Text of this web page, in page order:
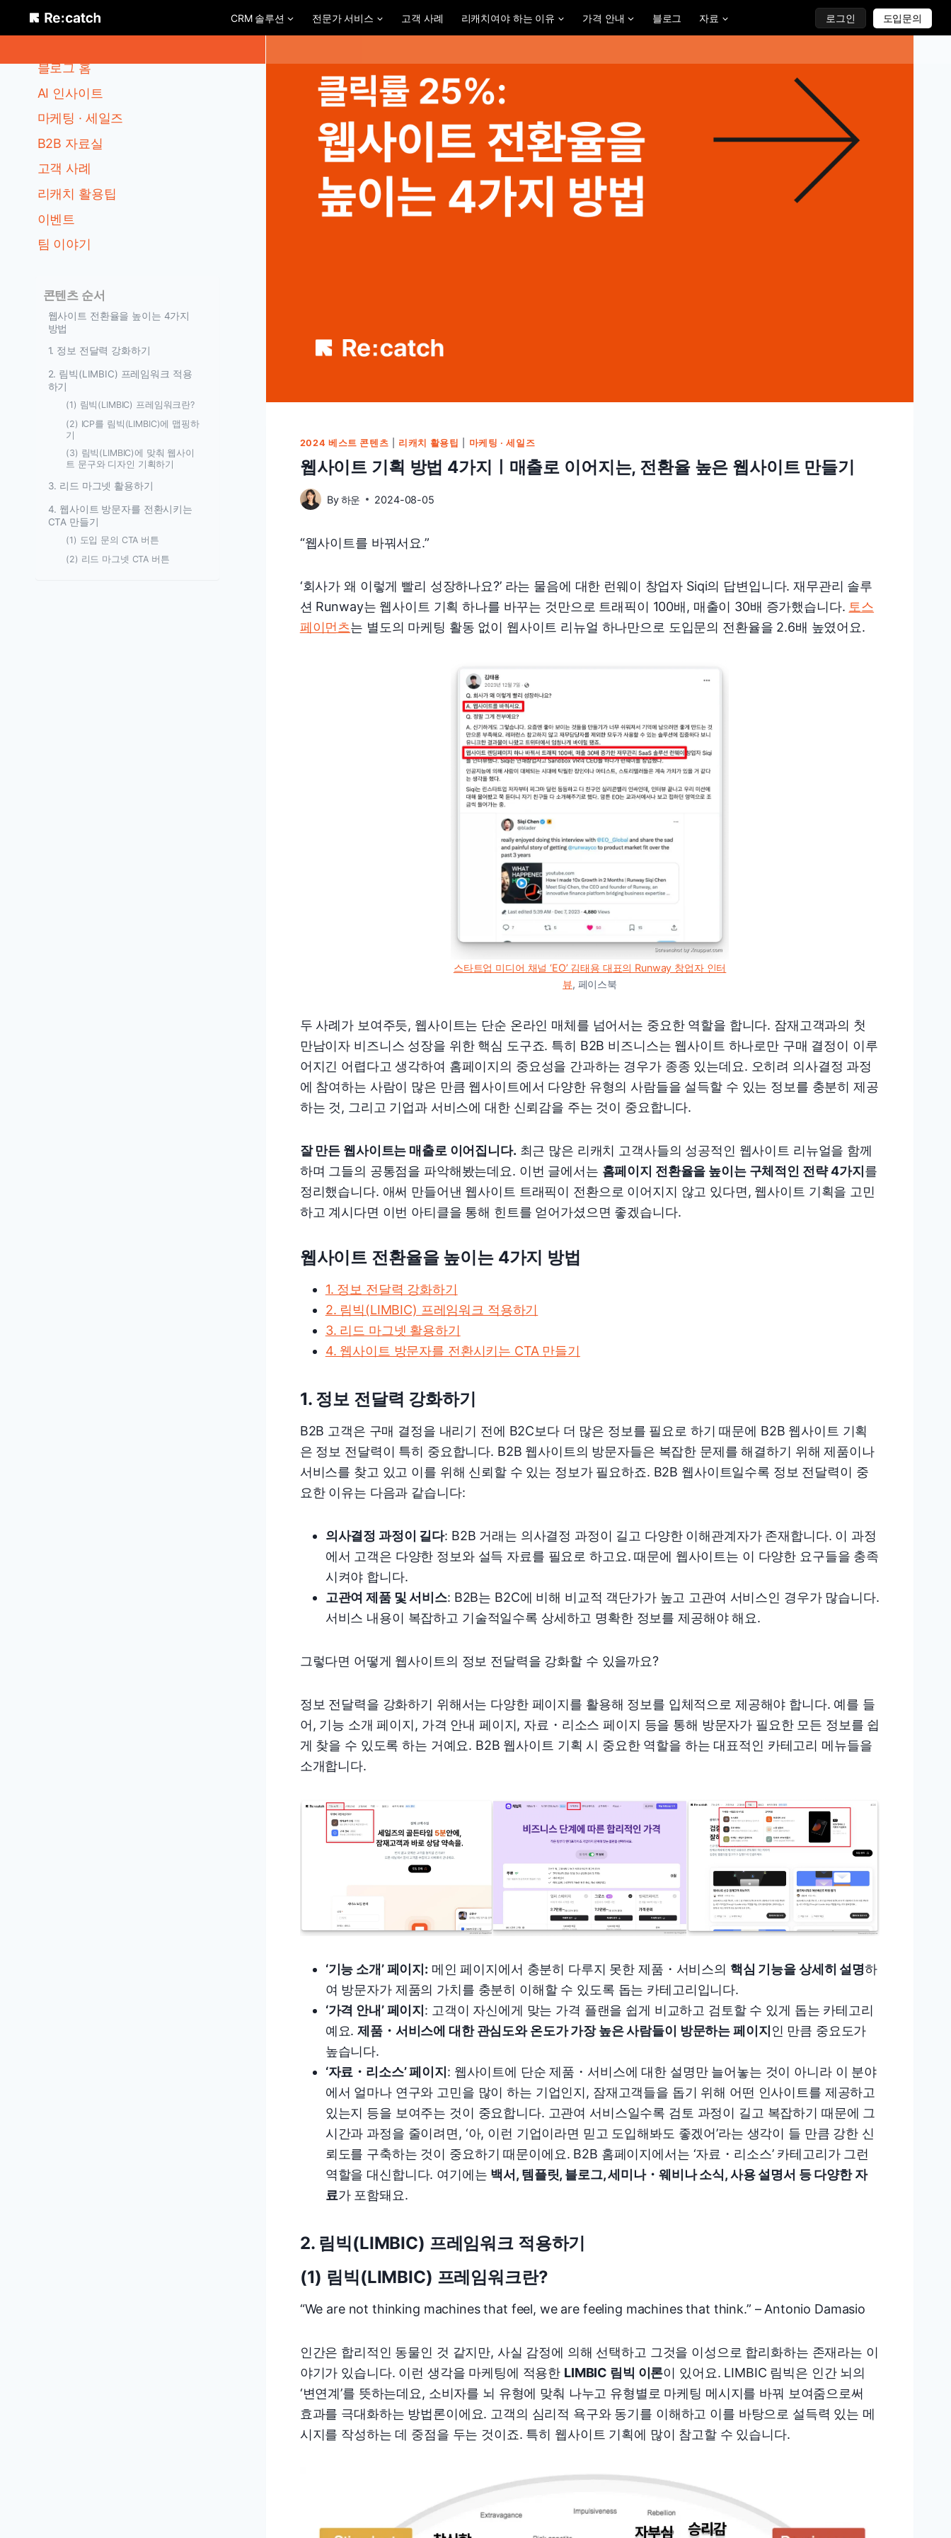
CRM 솔루션 전문가 서비스 고객 사례 리캐치여야 하는 이유 가격 안내 블로그 자료 로그인 도입문의
2024 베스트 콘텐츠 리캐치 활용팁 마케팅 · 세일즈
웹사이트 기획 방법 4가지ㅣ매출로 이어지는, 전환율 높은 웹사이트 만들기
By 하운 2024-08-05
“웹사이트를 바꿔서요.”
‘회사가 왜 이렇게 빨리 성장하나요?’ 라는 물음에 대한 런웨이 창업자 Siqi의 답변입니다. 재무관리 솔루
션 Runway는 웹사이트 기획 하나를 바꾸는 것만으로 트래픽이 100배, 매출이 30배 증가했습니다. 토스
페이먼츠는 별도의 마케팅 활동 없이 웹사이트 리뉴얼 하나만으로 도입문의 전환율을 2.6배 높였어요.
스타트업 미디어 채널 ‘EO’ 김태용 대표의 Runway 창업자 인터
뷰, 페이스북
두 사례가 보여주듯, 웹사이트는 단순 온라인 매체를 넘어서는 중요한 역할을 합니다. 잠재고객과의 첫
만남이자 비즈니스 성장을 위한 핵심 도구죠. 특히 B2B 비즈니스는 웹사이트 하나로만 구매 결정이 이루
어지긴 어렵다고 생각하여 홈페이지의 중요성을 간과하는 경우가 종종 있는데요. 오히려 의사결정 과정
에 참여하는 사람이 많은 만큼 웹사이트에서 다양한 유형의 사람들을 설득할 수 있는 정보를 충분히 제공
하는 것, 그리고 기업과 서비스에 대한 신뢰감을 주는 것이 중요합니다.
잘 만든 웹사이트는 매출로 이어집니다. 최근 많은 리캐치 고객사들의 성공적인 웹사이트 리뉴얼을 함께
하며 그들의 공통점을 파악해봤는데요. 이번 글에서는 홈페이지 전환율을 높이는 구체적인 전략 4가지 를
정리했습니다. 애써 만들어낸 웹사이트 트래픽이 전환으로 이어지지 않고 있다면, 웹사이트 기획을 고민
하고 계시다면 이번 아티클을 통해 힌트를 얻어가셨으면 좋겠습니다.
웹사이트 전환율을 높이는 4가지 방법
1. 정보 전달력 강화하기
2. 림빅(LIMBIC) 프레임워크 적용하기
3. 리드 마그넷 활용하기
4. 웹사이트 방문자를 전환시키는 CTA 만들기
1. 정보 전달력 강화하기
B2B 고객은 구매 결정을 내리기 전에 B2C보다 더 많은 정보를 필요로 하기 때문에 B2B 웹사이트 기획
은 정보 전달력이 특히 중요합니다. B2B 웹사이트의 방문자들은 복잡한 문제를 해결하기 위해 제품이나
서비스를 찾고 있고 이를 위해 신뢰할 수 있는 정보가 필요하죠. B2B 웹사이트일수록 정보 전달력이 중
요한 이유는 다음과 같습니다:
의사결정 과정이 길다: B2B 거래는 의사결정 과정이 길고 다양한 이해관계자가 존재합니다. 이 과정
에서 고객은 다양한 정보와 설득 자료를 필요로 하고요. 때문에 웹사이트는 이 다양한 요구들을 충족
시켜야 합니다.
고관여 제품 및 서비스: B2B는 B2C에 비해 비교적 객단가가 높고 고관여 서비스인 경우가 많습니다.
서비스 내용이 복잡하고 기술적일수록 상세하고 명확한 정보를 제공해야 해요.
그렇다면 어떻게 웹사이트의 정보 전달력을 강화할 수 있을까요?
정보 전달력을 강화하기 위해서는 다양한 페이지를 활용해 정보를 입체적으로 제공해야 합니다. 예를 들
어, 기능 소개 페이지, 가격 안내 페이지, 자료・리소스 페이지 등을 통해 방문자가 필요한 모든 정보를 쉽
게 찾을 수 있도록 하는 거예요. B2B 웹사이트 기획 시 중요한 역할을 하는 대표적인 카테고리 메뉴들을
소개합니다.
‘기능 소개’ 페이지: 메인 페이지에서 충분히 다루지 못한 제품・서비스의 핵심 기능을 상세히 설명하
여 방문자가 제품의 가치를 충분히 이해할 수 있도록 돕는 카테고리입니다.
‘가격 안내’ 페이지: 고객이 자신에게 맞는 가격 플랜을 쉽게 비교하고 검토할 수 있게 돕는 카테고리
예요.제품・서비스에 대한 관심도와 온도가 가장 높은 사람들이 방문하는 페이지인 만큼 중요도가
높습니다.
‘자료・리소스’ 페이지: 웹사이트에 단순 제품・서비스에 대한 설명만 늘어놓는 것이 아니라 이 분야
에서 얼마나 연구와 고민을 많이 하는 기업인지, 잠재고객들을 돕기 위해 어떤 인사이트를 제공하고
있는지 등을 보여주는 것이 중요합니다. 고관여 서비스일수록 검토 과정이 길고 복잡하기 때문에 그
시간과 과정을 줄이려면, ‘아, 이런 기업이라면 믿고 도입해봐도 좋겠어’라는 생각이 들 만큼 강한 신
뢰도를 구축하는 것이 중요하기 때문이에요. B2B 홈페이지에서는 ‘자료・리소스’ 카테고리가 그런
역할을 대신합니다. 여기에는 백서, 템플릿, 블로그, 세미나・웨비나 소식, 사용 설명서 등 다양한 자
료가 포함돼요.
2. 림빅(LIMBIC) 프레임워크 적용하기
(1) 림빅(LIMBIC) 프레임워크란?
“We are not thinking machines that feel, we are feeling machines that think.” – Antonio Damasio
인간은 합리적인 동물인 것 같지만, 사실 감정에 의해 선택하고 그것을 이성으로 합리화하는 존재라는 이
야기가 있습니다. 이런 생각을 마케팅에 적용한 LIMBIC 림빅 이론이 있어요. LIMBIC 림빅은 인간 뇌의
‘변연계’를 뜻하는데요, 소비자를 뇌 유형에 맞춰 나누고 유형별로 마케팅 메시지를 바꿔 보여줌으로써
효과를 극대화하는 방법론이에요. 고객의 심리적 욕구와 동기를 이해하고 이를 바탕으로 설득력 있는 메
시지를 작성하는 데 중점을 두는 것이죠. 특히 웹사이트 기획에 많이 참고할 수 있습니다.
카테고리
블로그 홈
AI 인사이트
마케팅 · 세일즈
B2B 자료실
고객 사례
리캐치 활용팁
이벤트
팀 이야기
콘텐츠 순서
웹사이트 전환율을 높이는 4가지
방법
1. 정보 전달력 강화하기
2. 림빅(LIMBIC) 프레임워크 적용
하기
(1) 림빅(LIMBIC) 프레임워크란?
(2) ICP를 림빅(LIMBIC)에 맵핑하
기
(3) 림빅(LIMBIC)에 맞춰 웹사이
트 문구와 디자인 기획하기
3. 리드 마그넷 활용하기
4. 웹사이트 방문자를 전환시키는
CTA 만들기
(1) 도입 문의 CTA 버튼
(2) 리드 마그넷 CTA 버튼